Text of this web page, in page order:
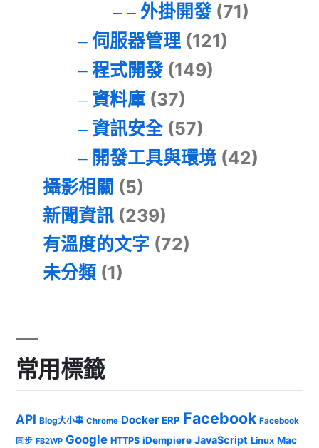
外掛開發(71)
伺服器管理(121)
程式開發(149)
資料庫(37)
資訊安全(57)
開發工具與環境(42)
攝影相關 (5)
新聞資訊 (239)
有溫度的文字 (72)
未分類 (1)
常用標籤
API Blog大小事 Chrome Docker ERP Facebook Facebook
同步 FB2WP Google HTTPS iDempiere JavaScript Linux Mac